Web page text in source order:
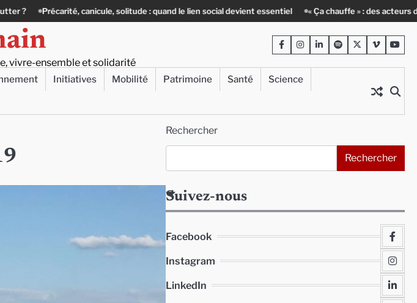
canicule, solitude : quand le lien social devient essentiel « Ça chauffe » : des acteurs du batiment face
vivre-ensemble et solidarité
Facebook
Instagram
LinkedInSpotifyTwitterViméo
Initiatives Mobilité Patrimoine Santé
Science
Rechercher
Rechercher
Suivez-nous
Facebook
Instagram
LinkedIn